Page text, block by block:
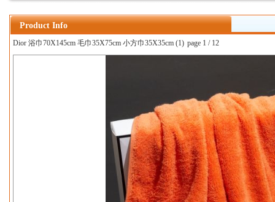
Product Info
Dior 浴巾70X145cm 毛巾35X75cm 小方巾35X35cm (1) page 1 / 12